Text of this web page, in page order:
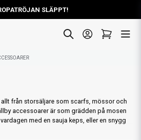
SLÄPPT!
från storsäljare som scarfs, mössor och
accessoarer är som grädden på mosen
med en sauja keps, eller en snygg